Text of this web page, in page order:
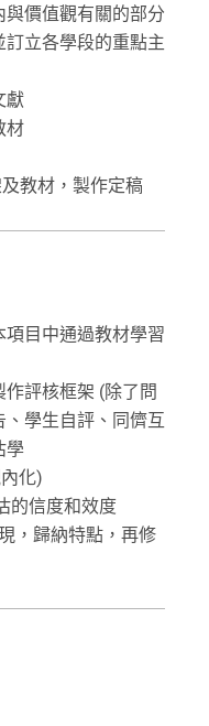
值觀有關的部分
各學段的重點主
材，製作定稿
目中通過教材學習
評核框架 (除了問
學生自評、同儕互
學
化)
信度和效度
歸納特點，再修